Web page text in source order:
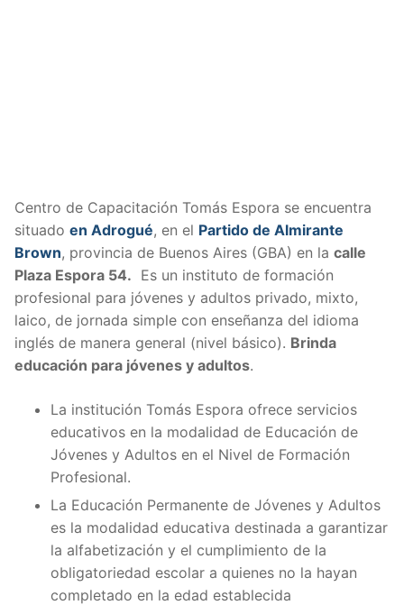
Centro de Capacitación Tomás Espora se encuentra
situado en Adrogué, en el Partido de Almirante
Brown, provincia de Buenos Aires (GBA) en la calle
Plaza Espora 54. Es un instituto de formación
profesional para jóvenes y adultos privado, mixto,
laico, de jornada simple con enseñanza del idioma
inglés de manera general (nivel básico). Brinda
educación para jóvenes y adultos.
La institución Tomás Espora ofrece servicios
educativos en la modalidad de Educación de
Jóvenes y Adultos en el Nivel de Formación
Profesional.
La Educación Permanente de Jóvenes y Adultos
es la modalidad educativa destinada a garantizar
la alfabetización y el cumplimiento de la
obligatoriedad escolar a quienes no la hayan
completado en la edad establecida